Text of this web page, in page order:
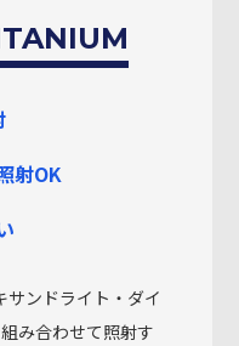
射OK
サンドライト・ダイ
み合わせて照射す